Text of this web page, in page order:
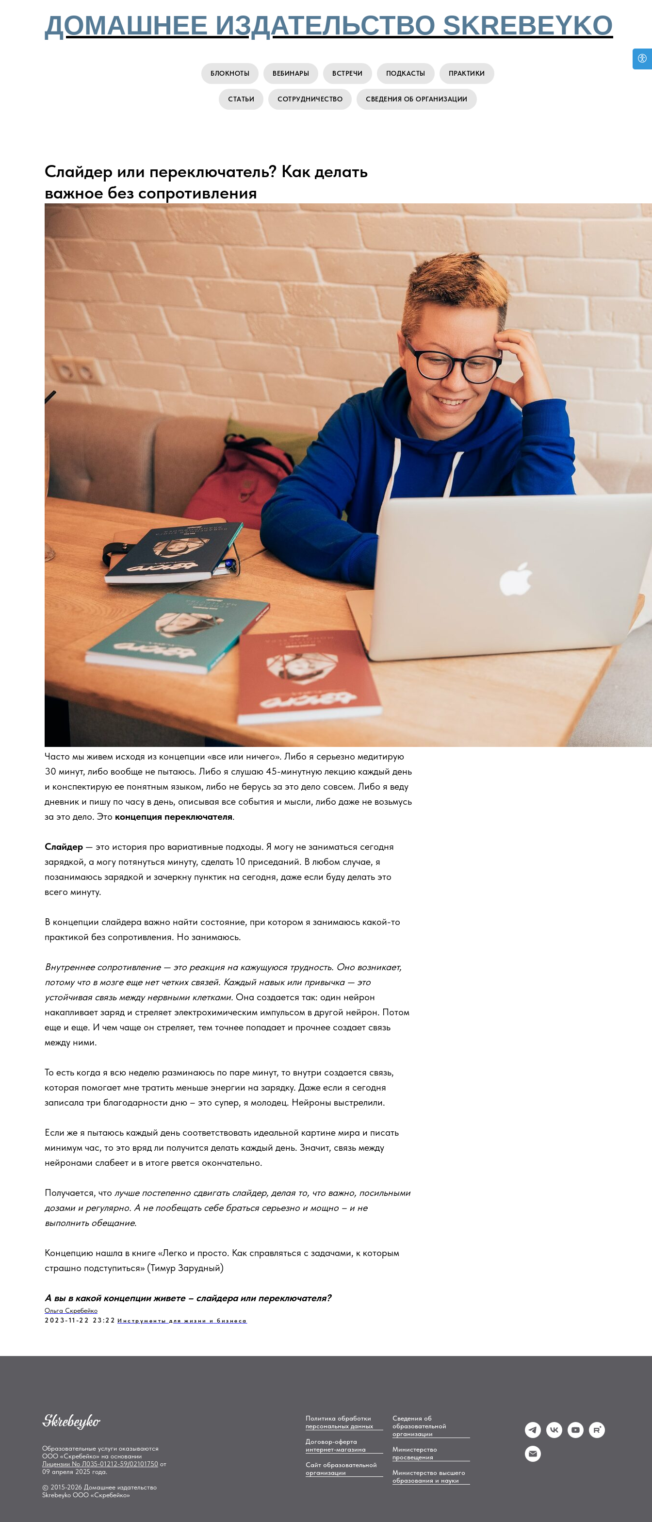
ДОМАШНЕЕ ИЗДАТЕЛЬСТВО SKREBEYKO
БЛОКНОТЫ ВЕБИНАРЫ ВСТРЕЧИ ПОДКАСТЫ ПРАКТИКИ
СТАТЬИ СОТРУДНИЧЕСТВО СВЕДЕНИЯ ОБ ОРГАНИЗАЦИИ
Слайдер или переключатель? Как делать
важное без сопротивления
Часто мы живем исходя из концепции «все или ничего». Либо я серьезно медитирую
30 минут, либо вообще не пытаюсь. Либо я слушаю 45-минутную лекцию каждый день
и конспектирую ее понятным языком, либо не берусь за это дело совсем. Либо я веду
дневник и пишу по часу в день, описывая все события и мысли, либо даже не возьмусь
за это дело. Это концепция переключателя.
Слайдер — это история про вариативные подходы. Я могу не заниматься сегодня
зарядкой, а могу потянуться минуту, сделать 10 приседаний. В любом случае, я
позанимаюсь зарядкой и зачеркну пунктик на сегодня, даже если буду делать это
всего минуту.
В концепции слайдера важно найти состояние, при котором я занимаюсь какой-то
практикой без сопротивления. Но занимаюсь.
Внутреннее сопротивление — это реакция на кажущуюся трудность. Оно возникает,
потому что в мозге еще нет четких связей. Каждый навык или привычка — это
устойчивая связь между нервными клетками. Она создается так: один нейрон
накапливает заряд и стреляет электрохимическим импульсом в другой нейрон. Потом
еще и еще. И чем чаще он стреляет, тем точнее попадает и прочнее создает связь
между ними.
То есть когда я всю неделю разминаюсь по паре минут, то внутри создается связь,
которая помогает мне тратить меньше энергии на зарядку. Даже если я сегодня
записала три благодарности дню – это супер, я молодец. Нейроны выстрелили.
Если же я пытаюсь каждый день соответствовать идеальной картине мира и писать
минимум час, то это вряд ли получится делать каждый день. Значит, связь между
нейронами слабеет и в итоге рвется окончательно.
Получается, что лучше постепенно сдвигать слайдер, делая то, что важно, посильными
дозами и регулярно. А не пообещать себе браться серьезно и мощно – и не
выполнить обещание.
Концепцию нашла в книге «Легко и просто. Как справляться с задачами, к которым
страшно подступиться» (Тимур Зарудный)
А вы в какой концепции живете – слайдера или переключателя?
Ольга Скребейко
2023-11-22 23:22 Инструменты для жизни и бизнеса
Образовательные услуги оказываются
ООО «Скребейко» на основании
Лицензии No Л035-01212-59/02101750 от
09 апреля 2025 года.
© 2015-2026 Домашнее издательство
Skrebeyko ООО «Скребейко»
Политика обработки
персональных данных
Договор-оферта
интернет-магазина
Сайт образовательной
организации
Сведения об
образовательной
организации
Министерство
просвещения
Министерство высшего
образования и науки